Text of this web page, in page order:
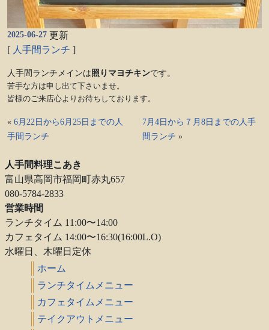
2025-06-27 更新
[ 人手間ランチ ]
人手間ランチメインは照りマヨチキンです。
苦手な方は申し出て下さいませ。
皆様のご来店心よりお待ちしております。
« 6月22日から6月25日までの人
手間ランチ
7月4日から７月8日までの人手
間ランチ »
人手間料理こあき
富山県高岡市福岡町赤丸657
080-5784-2833
営業時間
ランチタイム 11:00〜14:00
カフェタイム 14:00〜16:30(16:00L.O)
水曜日、木曜日定休
ホーム
ランチタイムメニュー
カフェタイムメニュー
テイクアウトメニュー